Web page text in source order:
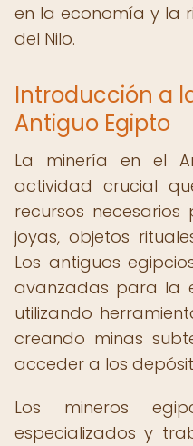
en la economía y la
del Nilo.
Introducción a
Antiguo Egipto
La minería en el
actividad crucial
recursos
joyas, objetos
Los antiguos
avanzadas para la
utilizando
creando minas
acceder a los
Los mineros
especializados y